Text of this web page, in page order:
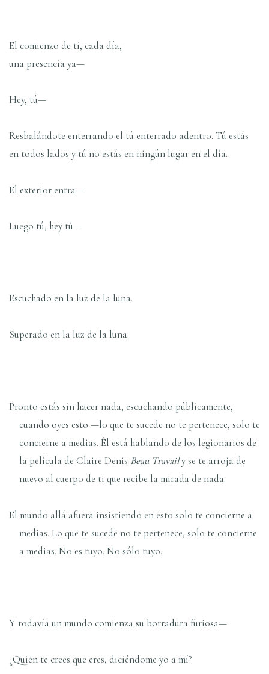
El comienzo de ti, cada día,
una presencia ya—
Hey, tú—
Resbalándote enterrando el tú enterrado adentro. Tú estás
en todos lados y tú no estás en ningún lugar en el día.
El exterior entra—
Luego tú, hey tú—
Escuchado en la luz de la luna.
Superado en la luz de la luna.
Pronto estás sin hacer nada, escuchando públicamente,
cuando oyes esto —lo que te sucede no te pertenece, solo te
concierne a medias. Él está hablando de los legionarios de
la película de Claire Denis Beau Travaily se te arroja de
nuevo al cuerpo de ti que recibe la mirada de nada.
El mundo allá afuera insistiendo en esto solo te concierne a
medias. Lo que te sucede no te pertenece, solo te concierne
a medias. No es tuyo. No sólo tuyo.
Y todavía un mundo comienza su borradura furiosa—
¿Quién te crees que eres, diciéndome yo a mí?